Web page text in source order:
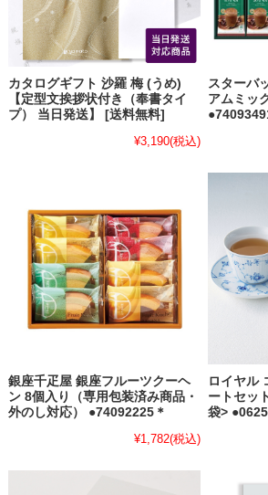
カタログギフト 沙羅 梅 (うめ)
【定型文挨拶状付き（奉書タイ
プ） 当日発送】 [送料無料]
¥3,190(税込)
スターバ
アムミッ
銀座千疋屋 銀座フルーツクーヘ
ン 8個入り（専用包装済み商品・
外のし対応） ●74092225＊
¥1,782(税込)
ロイヤル
ートセッ
袋>